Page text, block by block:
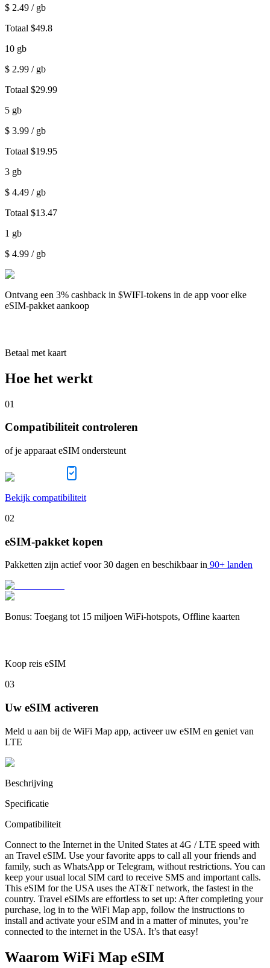
$ 2.49 / gb
Totaal $49.8
10 gb
$ 2.99 / gb
Totaal $29.99
5 gb
$ 3.99 / gb
Totaal $19.95
3 gb
$ 4.49 / gb
Totaal $13.47
1 gb
$ 4.99 / gb
Ontvang een 3% cashback in $WIFI-tokens in de app voor elke
eSIM-pakket aankoop
Betaal met kaart
Hoe het werkt
01
Compatibiliteit controleren
of je apparaat eSIM ondersteunt
Bekijk compatibiliteit
02
eSIM-pakket kopen
Pakketten zijn actief voor 30 dagen en beschikbaar in 90+ landen
Bonus: Toegang tot 15 miljoen WiFi-hotspots, Offline kaarten
Koop reis eSIM
03
Uw eSIM activeren
Meld u aan bij de WiFi Map app, activeer uw eSIM en geniet van
LTE
Beschrijving
Specificatie
Compatibiliteit
Connect to the Internet in the United States at 4G / LTE speed with
an Travel eSIM. Use your favorite apps to call all your friends and
family, such as WhatsApp or Telegram, without restrictions. You can
keep your usual local SIM card to receive SMS and important calls.
This eSIM for the USA uses the AT&T network, the fastest in the
country. Travel eSIMs are effortless to set up: After completing your
purchase, log in to the WiFi Map app, follow the instructions to
install and activate your eSIM and in a matter of minutes, you’re
connected to the internet in the USA. It’s that easy!
Waarom WiFi Map eSIM